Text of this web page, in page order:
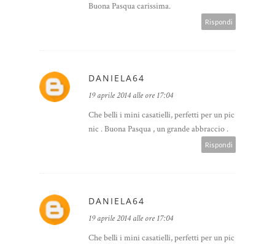
Buona Pasqua carissima.
Rispondi
DANIELA64
19 aprile 2014 alle ore 17:04
Che belli i mini casatielli, perfetti per un pic
nic . Buona Pasqua , un grande abbraccio .
Rispondi
DANIELA64
19 aprile 2014 alle ore 17:04
Che belli i mini casatielli, perfetti per un pic